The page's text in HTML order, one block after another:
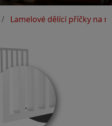
Lamelové dělící příčky na